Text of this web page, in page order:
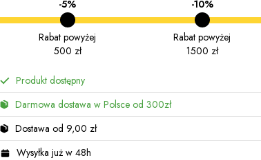
-5%
Rabat powyżej
500 zł
-10%
Rabat powyżej
1500 zł
Produkt dostępny
Darmowa dostawa w Polsce od 300zł
Dostawa od 9,00 zł
Wysyłka już w 48h